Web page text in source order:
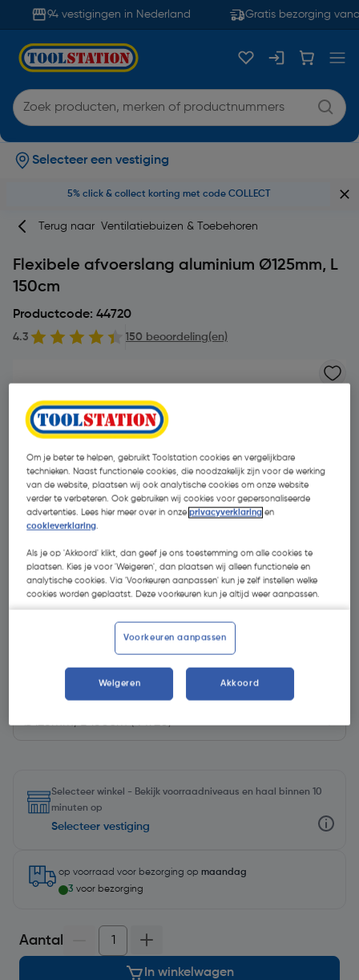
94 vestigingen in Nederland Gratis bezorging vanaf
Selecteer een vestiging
5% click & collect korting met code COLLECT
Terug naar Ventilatiebuizen & Toebehoren
Flexibele afvoerslang aluminium Ø125mm, L
150cm
Productcode: 44720
4.3 150 beoordeling(en)
| Excl. btw € 11,21
Kies productvariant
Selecteer winkel - Bekijk voorraadniveaus en haal binnen 10
minuten op
Selecteer vestiging
op voorraad voor bezorging op maandag
3 voor bezorging
Aantal
In winkelwagen
Om je beter te helpen, gebruikt Toolstation cookies en vergelijkbare
technieken. Naast functionele cookies, die noodzakelijk zijn voor de werking
van de website, plaatsen wij ook analytische cookies om onze website
verder te verbeteren. Ook gebruiken wij cookies voor gepersonaliseerde
advertenties. Lees hier meer over in onzeprivacyverklaring en
cookieverklaring.
Als je op 'Akkoord' klikt, dan geef je ons toestemming om alle cookies te
plaatsen. Kies je voor 'Weigeren', dan plaatsen wij alleen functionele en
analytische cookies. Via 'Voorkeuren aanpassen' kun je zelf instellen welke
cookies worden geplaatst. Deze voorkeuren kun je altijd weer aanpassen.
Voorkeuren aanpassen
Weigeren Akkoord